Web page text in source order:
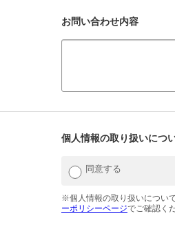
お問い合わせ内容
個人情報の取り扱いにつ
同意する
※個人情報の取り扱いについ
ーポリシーページでご確認く